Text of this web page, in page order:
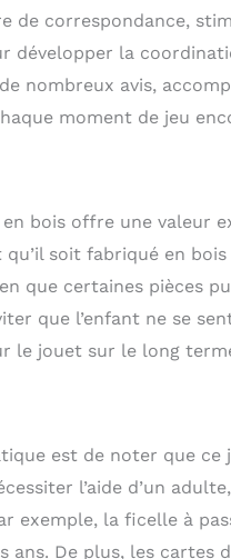
de correspondance,
développer la
nombreux avis,
moment de jeu
bois offre une valeur
soit fabriqué en
que certaines pièces
que l’enfant ne se
le jouet sur le long
est de noter que
l’aide d’un
exemple, la ficelle à
De plus, les cartes